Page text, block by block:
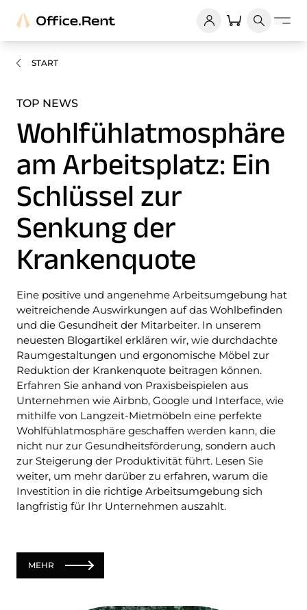
START
TOP NEWS
Wohlfühlatmosphäre
am Arbeitsplatz: Ein
Schlüssel zur
Senkung der
Krankenquote
Eine positive und angenehme Arbeitsumgebung hat
weitreichende Auswirkungen auf das Wohlbefinden
und die Gesundheit der Mitarbeiter. In unserem
neuesten Blogartikel erklären wir, wie durchdachte
Raumgestaltungen und ergonomische Möbel zur
Reduktion der Krankenquote beitragen können.
Erfahren Sie anhand von Praxisbeispielen aus
Unternehmen wie Airbnb, Google und Interface, wie
mithilfe von Langzeit-Mietmöbeln eine perfekte
Wohlfühlatmosphäre geschaffen werden kann, die
nicht nur zur Gesundheitsförderung, sondern auch
zur Steigerung der Produktivität führt. Lesen Sie
weiter, um mehr darüber zu erfahren, warum die
Investition in die richtige Arbeitsumgebung sich
langfristig für Ihr Unternehmen auszahlt.
MEHR